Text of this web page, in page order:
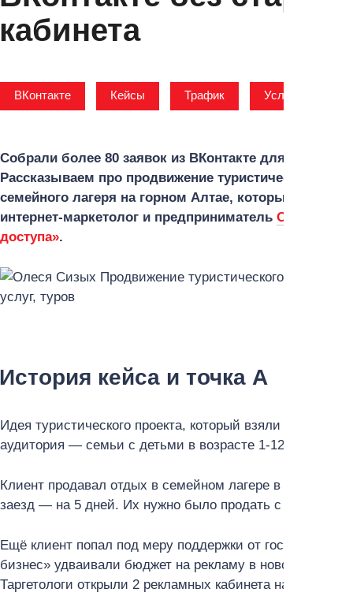
кабинета
ВКонтакте Кейсы Трафик Услуги
Собрали более 80 заявок из ВКонтакте для ниши
Рассказываем про продвижение туристического
семейного лагеря на горном Алтае, который можно
интернет-маркетолог и предприниматель Олеся
доступа».
История кейса и точка А
Идея туристического проекта, который взяли в
аудитория — семьи с детьми в возрасте 1-12 лет.
Клиент продавал отдых в семейном лагере в Горном
заезд — на 5 дней. Их нужно было продать с апреля до
Ещё клиент попал под меру поддержки от государства,
бизнес» удваивали бюджет на рекламу в новом
Таргетологи открыли 2 рекламных кабинета на 2